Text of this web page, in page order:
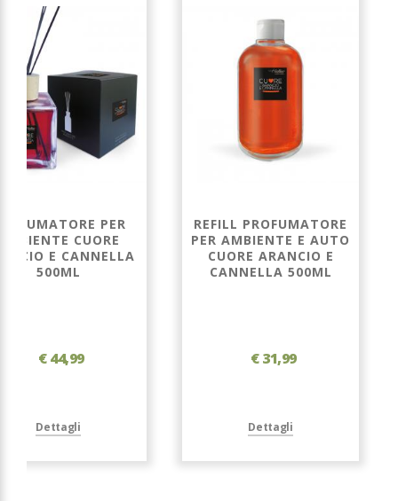
PER
CUORE
E CANNELLA
500ML
€ 44,99
Dettagli
REFILL PROFUMATORE
PER AMBIENTE E AUTO
CUORE ARANCIO E
CANNELLA 500ML
€ 31,99
Dettagli